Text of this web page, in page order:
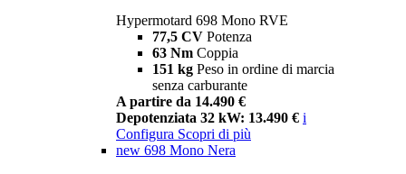
Hypermotard 698 Mono RVE
77,5 CV Potenza
63 Nm Coppia
151 kg Peso in ordine di marcia
senza carburante
A partire da 14.490 €
Depotenziata 32 kW: 13.490 € i
Configura Scopri di più
new 698 Mono Nera